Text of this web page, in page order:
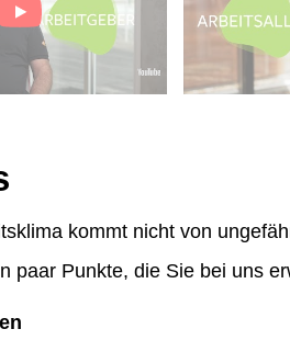
kommt nicht von
paar Punkte, die Sie bei uns